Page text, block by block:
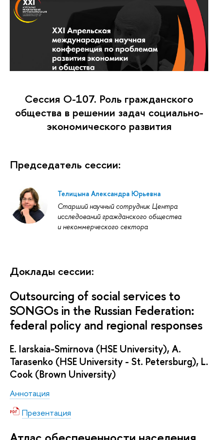
Сессия O-107. Роль гражданского
общества в решении задач социально-
экономического развития
Председатель сессии:
Телицына Александра Юрьевна
Старший научный сотрудник Центра
исследований гражданского общества
и некоммерческого сектора
Доклады сессии:
Outsourcing of social services to
SONGOs in the Russian Federation:
federal policy and regional responses
E. Iarskaia-Smirnova (HSE University), A.
Tarasenko (HSE University - St. Petersburg), L.
Cook (Brown University)
Аннотация
Презентация